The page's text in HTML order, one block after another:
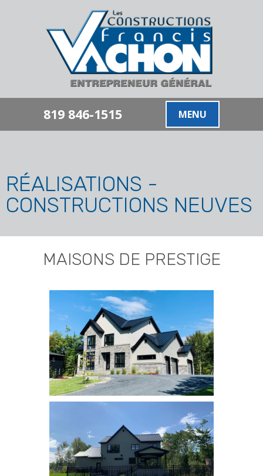
819 846-1515 MENU
RÉALISATIONS -
CONSTRUCTIONS NEUVES
MAISONS DE PRESTIGE